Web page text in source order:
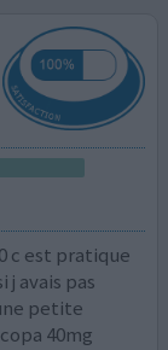
c est pratique
j avais pas
petite
40mg